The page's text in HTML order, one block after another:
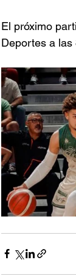
El próximo
Deportes a las